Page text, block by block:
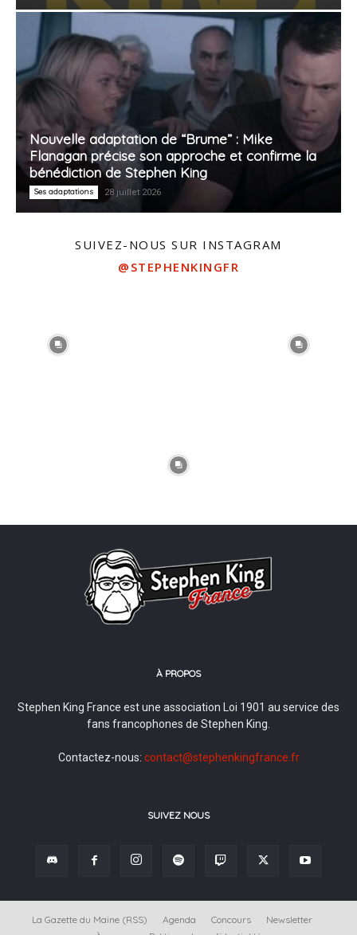
Nouvelle adaptation de “Brume” : Mike
Flanagan précise son approche et confirme la
bénédiction de Stephen King
Ses adaptations 28 juillet 2026
SUIVEZ-NOUS SUR INSTAGRAM
@STEPHENKINGFR
À PROPOS
Stephen King France est une association Loi 1901 au service des
fans francophones de Stephen King.
Contactez-nous: contact@stephenkingfrance.fr
SUIVEZ NOUS
La Gazette du Maine (RSS) Agenda Concours
Newsletter